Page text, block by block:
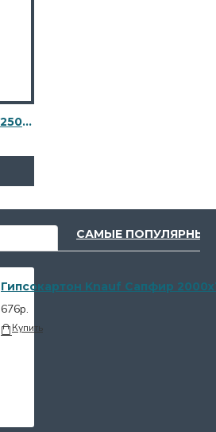
Гипсокартон Knauf 2500х1200х6,5 мм реставрационный
САМЫЕ ПОПУЛЯРНЫЕ
Гипсокартон Knauf Сапфир
676р.
Купить